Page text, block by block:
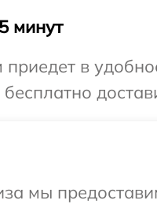
минут
в
мы